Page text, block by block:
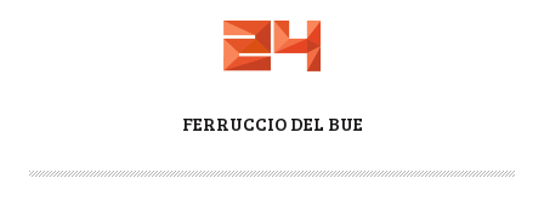
T
FERRUCCIO DEL BUE